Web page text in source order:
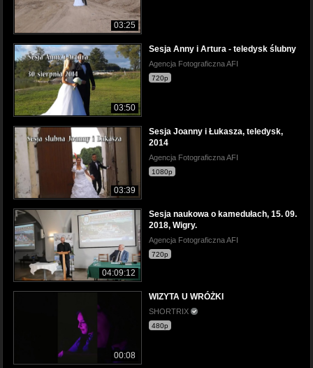
03:25
03:50
Sesja Anny i Artura - teledysk ślubny
Agencja Fotograficzna AFI
720p
03:39
Sesja Joanny i Łukasza, teledysk,
2014
Agencja Fotograficzna AFI
1080p
04:09:12
Sesja naukowa o kamedułach, 15. 09.
2018, Wigry.
Agencja Fotograficzna AFI
720p
00:08
WIZYTA U WRÓŻKI
SHORTRIX
480p